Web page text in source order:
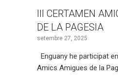
III CERTAMEN
DE LA PAGESIA
setembre 27, 2025
Enguany he participat
Amics Amigues de la